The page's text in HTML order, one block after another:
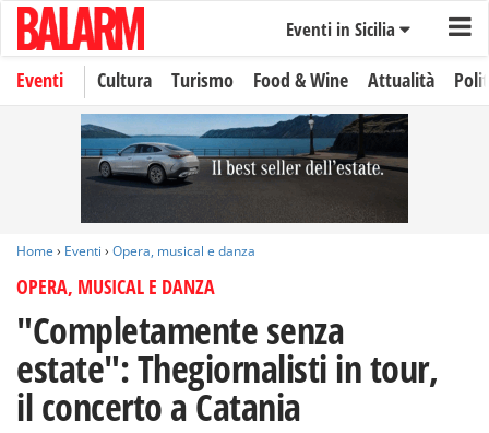
Eventi in Sicilia
Eventi Cultura Turismo Food & Wine Attualità
Home › Eventi › Opera, musical e danza
OPERA, MUSICAL E DANZA
"Completamente senza
estate": Thegiornalisti in tour,
il concerto a Catania